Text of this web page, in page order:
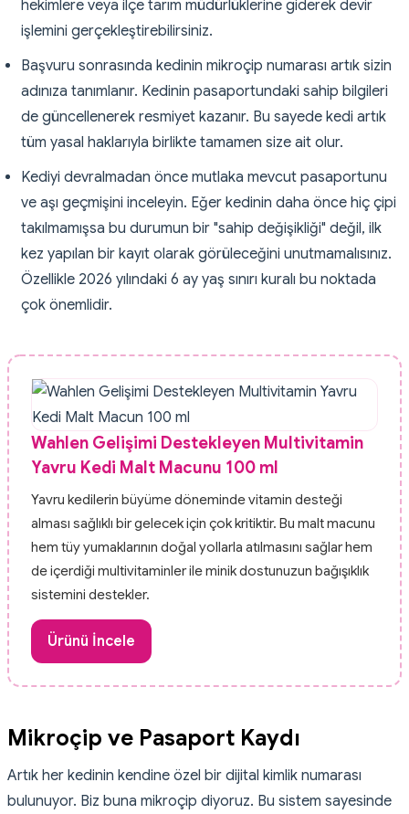
hekimlere veya ilçe tarım müdürlüklerine giderek devir
işlemini gerçekleştirebilirsiniz.
Başvuru sonrasında kedinin mikroçip numarası artık sizin
adınıza tanımlanır. Kedinin pasaportundaki sahip bilgileri
de güncellenerek resmiyet kazanır. Bu sayede kedi artık
tüm yasal haklarıyla birlikte tamamen size ait olur.
Kediyi devralmadan önce mutlaka mevcut pasaportunu
ve aşı geçmişini inceleyin. Eğer kedinin daha önce hiç çipi
takılmamışsa bu durumun bir "sahip değişikliği" değil, ilk
kez yapılan bir kayıt olarak görüleceğini unutmamalısınız.
Özellikle 2026 yılındaki 6 ay yaş sınırı kuralı bu noktada
çok önemlidir.
Wahlen Gelişimi Destekleyen Multivitamin
Yavru Kedi Malt Macunu 100 ml
Yavru kedilerin büyüme döneminde vitamin desteği
alması sağlıklı bir gelecek için çok kritiktir. Bu malt macunu
hem tüy yumaklarının doğal yollarla atılmasını sağlar hem
de içerdiği multivitaminler ile minik dostunuzun bağışıklık
sistemini destekler.
Ürünü İncele
Mikroçip ve Pasaport Kaydı
Artık her kedinin kendine özel bir dijital kimlik numarası
bulunuyor. Biz buna mikroçip diyoruz. Bu sistem sayesinde